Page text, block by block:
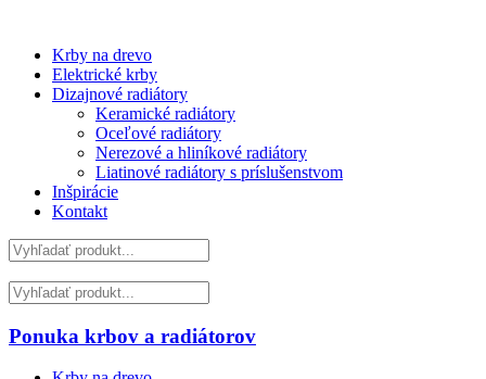
Krby na drevo
Elektrické krby
Dizajnové radiátory
Keramické radiátory
Oceľové radiátory
Nerezové a hliníkové radiátory
Liatinové radiátory s príslušenstvom
Inšpirácie
Kontakt
Ponuka krbov a radiátorov